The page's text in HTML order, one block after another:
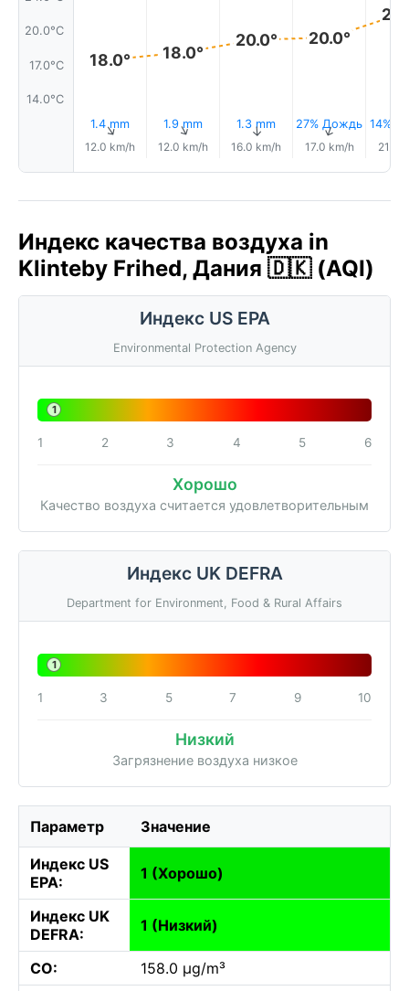
20.0°C
17.0°C
14.0°C
18.0°
1.4 mm
↑
12.0 km/h
18.0°
1.9 mm
↑
12.0 km/h
20.0°
1.3 mm
↑
16.0 km/h
20.0°
27% Дождь
↑
17.0 km/h
14%
21.0
Индекс качества воздуха in
Klinteby Frihed, Дания 🇩🇰 (AQI)
Индекс US EPA
Environmental Protection Agency
1
1 2 3 4 5 6
Хорошо
Качество воздуха считается удовлетворительным
Индекс UK DEFRA
Department for Environment, Food & Rural Affairs
1
1 3 5 7 9 10
Низкий
Загрязнение воздуха низкое
Параметр Значение
Индекс US
EPA:
1 (Хорошо)
Индекс UK
DEFRA:
1 (Низкий)
CO:
158.0 µg/m³